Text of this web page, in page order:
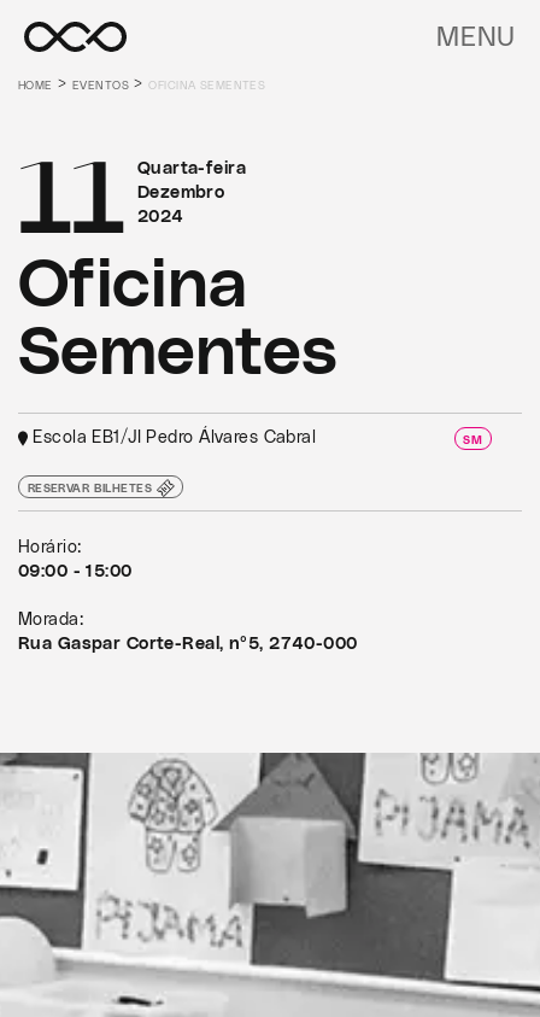
MENU
HOME >EVENTOS >OFICINA SEMENTES
Quarta-feira
Dezembro
2024
11
Oficina
Sementes
Escola EB1/JI Pedro Álvares Cabral SM
RESERVAR BILHETES
Horário:
09:00 - 15:00
Morada:
Rua Gaspar Corte-Real, nº5, 2740-000